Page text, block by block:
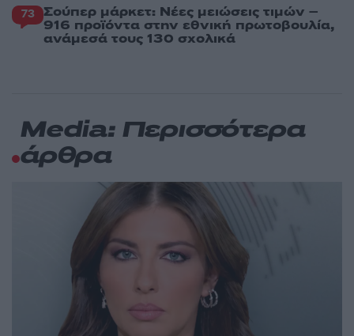
73 Σούπερ μάρκετ: Νέες μειώσεις τιμών –
916 προϊόντα στην εθνική πρωτοβουλία,
ανάμεσά τους 130 σχολικά
Media: Περισσότερα
άρθρα